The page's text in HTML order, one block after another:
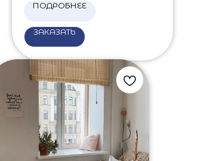
ПОДРОБНЕЕ
ЗАКАЗАТЬ